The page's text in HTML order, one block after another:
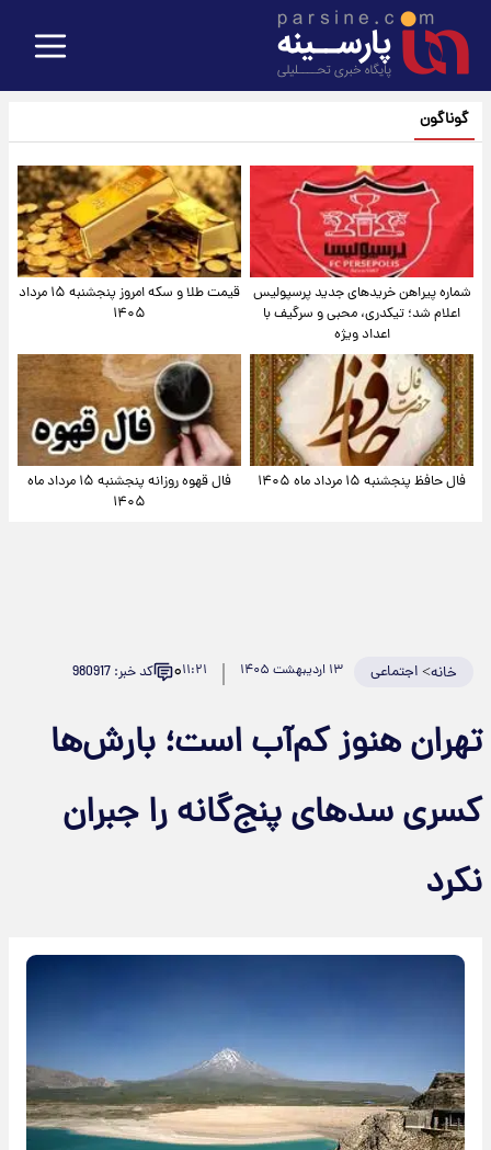
گوناگون
شماره پیراهن خریدهای جدید پرسپولیس
اعلام شد؛ تیکدری، محبی و سرگیف با
اعداد ویژه
قیمت طلا و سکه امروز پنجشنبه ۱۵ مرداد
۱۴۰۵
فال حافظ پنجشنبه ۱۵ مرداد ماه ۱۴۰۵
فال قهوه روزانه پنجشنبه ۱۵ مرداد ماه
۱۴۰۵
خانه>اجتماعی ۱۳ اردیبهشت ۱۴۰۵ ۱۱:۲۱۰ کد خبر: 980917
تهران هنوز کم‌آب است؛ بارش‌ها
کسری سدهای پنج‌گانه را جبران
نکرد